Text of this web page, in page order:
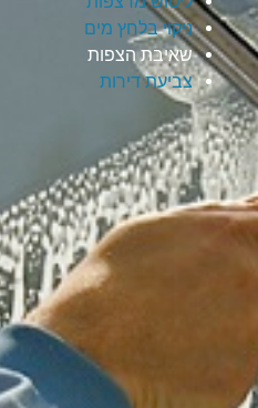
ניקוי בלחץ מים
שאיבת הצפות
צביעת דירות